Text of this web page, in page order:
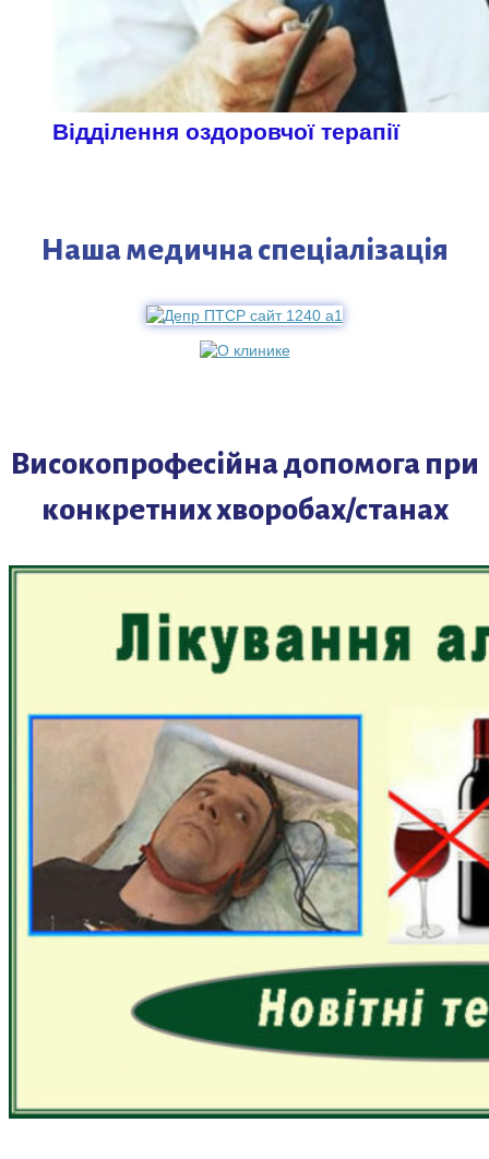
Відділення оздоровчої терапії
Наша медична спеціалізація
Високопрофесійна допомога при
конкретних хворобах/станах